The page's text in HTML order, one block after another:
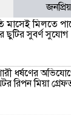
মাসেই মিলতে
ছুটির সুবর্ণ সুযোগ
ধর্ষণের
রিপন মিয়া